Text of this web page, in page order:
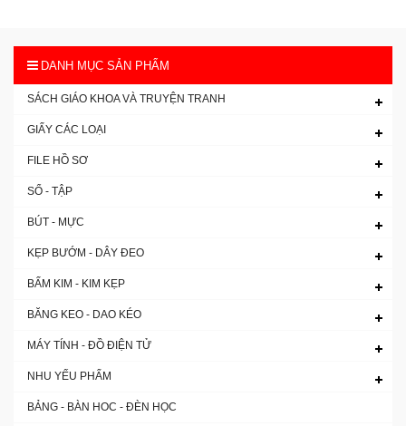
DANH MỤC SẢN PHẨM
SÁCH GIÁO KHOA VÀ TRUYỆN TRANH
GIẤY CÁC LOẠI
FILE HỒ SƠ
SỔ - TẬP
BÚT - MỰC
KẸP BƯỚM - DÂY ĐEO
BẤM KIM - KIM KẸP
BĂNG KEO - DAO KÉO
MÁY TÍNH - ĐỒ ĐIỆN TỬ
NHU YẾU PHẨM
BẢNG - BÀN HOC - ĐÈN HỌC